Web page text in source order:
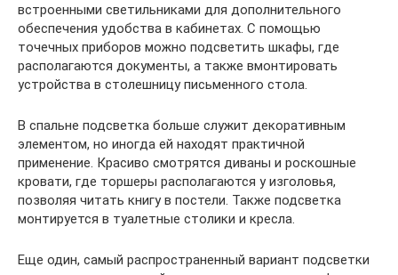
встроенными светильниками для дополнительного
обеспечения удобства в кабинетах. С помощью
точечных приборов можно подсветить шкафы, где
располагаются документы, а также вмонтировать
устройства в столешницу письменного стола.
В спальне подсветка больше служит декоративным
элементом, но иногда ей находят практичной
применение. Красиво смотрятся диваны и роскошные
кровати, где торшеры располагаются у изголовья,
позволяя читать книгу в постели. Также подсветка
монтируется в туалетные столики и кресла.
Еще один, самый распространенный вариант подсветки